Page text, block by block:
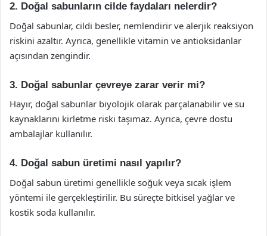
2. Doğal sabunların cilde faydaları nelerdir?
Doğal sabunlar, cildi besler, nemlendirir ve alerjik reaksiyon
riskini azaltır. Ayrıca, genellikle vitamin ve antioksidanlar
açısından zengindir.
3. Doğal sabunlar çevreye zarar verir mi?
Hayır, doğal sabunlar biyolojik olarak parçalanabilir ve su
kaynaklarını kirletme riski taşımaz. Ayrıca, çevre dostu
ambalajlar kullanılır.
4. Doğal sabun üretimi nasıl yapılır?
Doğal sabun üretimi genellikle soğuk veya sıcak işlem
yöntemi ile gerçekleştirilir. Bu süreçte bitkisel yağlar ve
kostik soda kullanılır.